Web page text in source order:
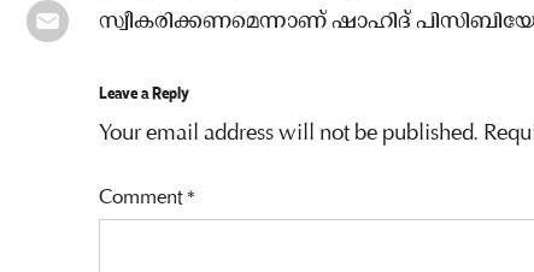
സ്വീകരിക്കണമെന്നാണ് ഷാഹിദ്
Leave a Reply
Your email address will not be published.
Comment*